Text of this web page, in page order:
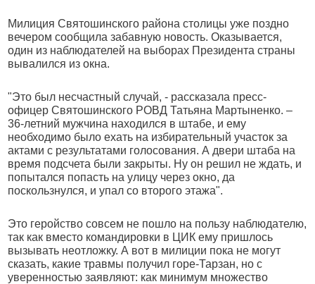
Милиция Святошинского района столицы уже поздно
вечером сообщила забавную новость. Оказывается,
один из наблюдателей на выборах Президента страны
вывалился из окна.
"Это был несчастный случай, - рассказала пресс-
офицер Святошинского РОВД Татьяна Мартыненко. –
36-летний мужчина находился в штабе, и ему
необходимо было ехать на избирательный участок за
актами с результатами голосования. А двери штаба на
время подсчета были закрыты. Ну он решил не ждать, и
попытался попасть на улицу через окно, да
поскользнулся, и упал со второго этажа".
Это геройство совсем не пошло на пользу наблюдателю,
так как вместо командировки в ЦИК ему пришлось
вызывать неотложку. А вот в милиции пока не могут
сказать, какие травмы получил горе-Тарзан, но с
уверенностью заявляют: как минимум множество